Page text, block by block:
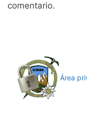
comentario.
Área